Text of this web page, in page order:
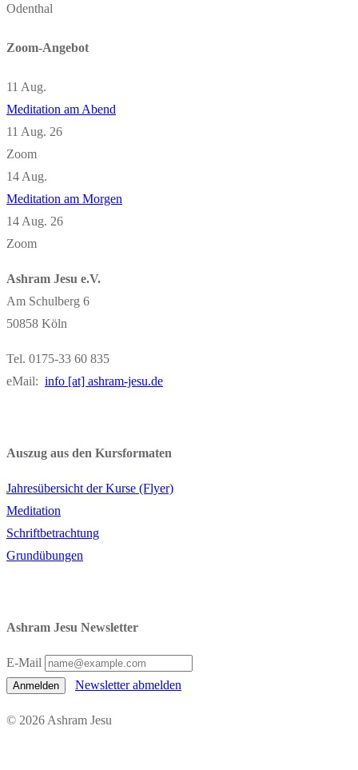
Odenthal
Zoom-Angebot
11 Aug.
Meditation am Abend
11 Aug. 26
Zoom
14 Aug.
Meditation am Morgen
14 Aug. 26
Zoom
Ashram Jesu e.V.
Am Schulberg 6
50858 Köln
Tel. 0175-33 60 835
eMail: info [at] ashram-jesu.de
Auszug aus den Kursformaten
Jahresübersicht der Kurse (Flyer)
Meditation
Schriftbetrachtung
Grundübungen
Ashram Jesu Newsletter
E-Mail
Anmelden Newsletter abmelden
© 2026 Ashram Jesu